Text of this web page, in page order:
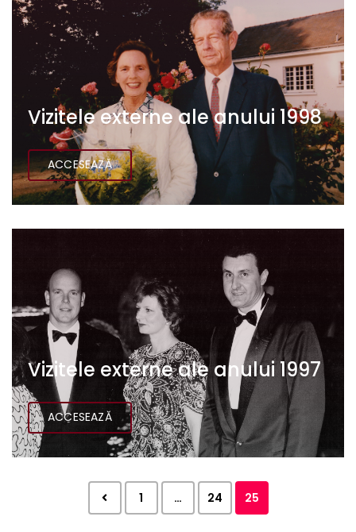
Vizitele externe ale anului 1998
ACCESEAZĂ
Vizitele externe ale anului 1997
ACCESEAZĂ
1 … 24 25